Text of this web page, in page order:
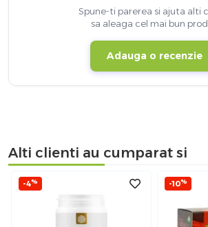
Spune-ti parerea si ajuta alti
sa aleaga cel mai bun
Adauga o recenzie
Alti clienti au cumparat si
-4% -10%